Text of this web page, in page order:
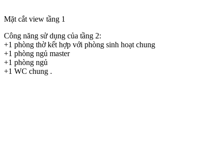
Mặt cắt view tầng 1
Công năng sử dụng của tầng 2:
+1 phòng thờ kết hợp với phòng sinh hoạt chung
+1 phòng ngủ master
+1 phòng ngủ
+1 WC chung .